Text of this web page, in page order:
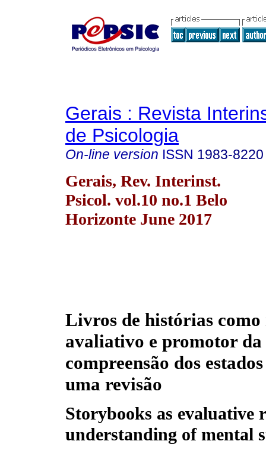
Gerais : Revista
de Psicologia
On-line version ISSN 1983-8220
Gerais, Rev. Interinst.
Psicol. vol.10 no.1 Belo
Horizonte June 2017
Livros de histórias como
avaliativo e promotor da
compreensão dos
uma revisão
Storybooks as evaluative
understanding of mental